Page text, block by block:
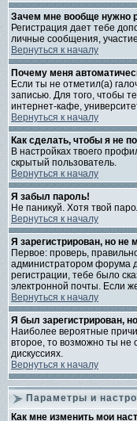
Зачем мне вообще нужно
Регистрация дает тебе
личные сообщения,
Вернуться к началу
Почему меня
Если ты не отметил(а)
записью. Для того, чтобы
интернет-кафе,
Вернуться к началу
Как сделать, чтобы я не
В настройках твоего
скрытый пользователь.
Вернуться к началу
Я забыл пароль!
Не паникуй. Хотя твой
Вернуться к началу
Я зарегистрирован, но не
Первое: проверь,
администратором форума
регистрации, тебе было
электронной почты. Если
Вернуться к началу
Я был зарегистрирован,
Наиболее вероятные
второе, то возможно ты не
дискуссиях.
Вернуться к началу
Параметры и
Как мне изменить мои